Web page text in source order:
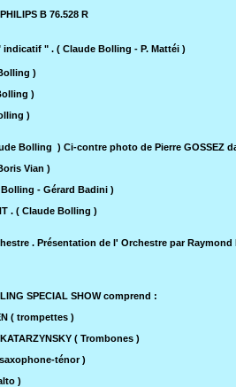
B 76.528 R
indicatif " . ( Claude Bolling - P. Mattéi )
)
)
)
Bolling ) Ci-contre photo de Pierre GOSSEZ
Vian )
Bolling - Gérard Badini )
. ( Claude Bolling )
. Présentation de l' Orchestre par Raymond
SPECIAL SHOW comprend :
( trompettes )
( Trombones )
ténor )
)